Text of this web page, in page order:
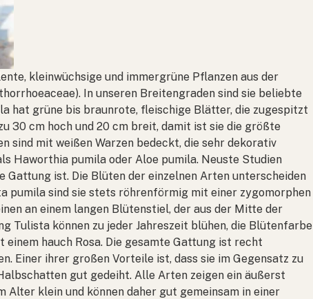
kleinwüchsige und immergrüne Pflanzen aus der
In unseren Breitengraden sind sie beliebte
hat grüne bis braunrote, fleischige Blätter, die zugespitzt
30 cm hoch und 20 cm breit, damit ist sie die größte
sind mit weißen Warzen bedeckt, die sehr dekorativ
Haworthia pumila oder Aloe pumila. Neuste Studien
Gattung ist. Die Blüten der einzelnen Arten unterscheiden
pumila sind sie stets röhrenförmig mit einer zygomorphen
an einem langen Blütenstiel, der aus der Mitte der
Tulista können zu jeder Jahreszeit blühen, die Blütenfarbe
hauch Rosa. Die gesamte Gattung ist recht
Einer ihrer großen Vorteile ist, dass sie im Gegensatz zu
gut gedeiht. Alle Arten zeigen ein äußerst
Alter klein und können daher gut gemeinsam in einer